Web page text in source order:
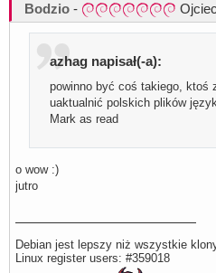
Bodzio -
azhag napisał(-a):
powinno być coś takiego, ktoś
uaktualnić polskich plików
Mark as read
o wow :)
jutro
Debian jest lepszy niż wszystkie
Linux register users: #359018